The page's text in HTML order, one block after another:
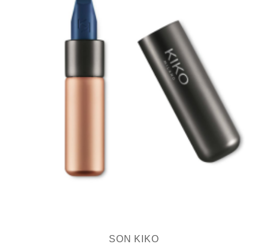
SON KIKO